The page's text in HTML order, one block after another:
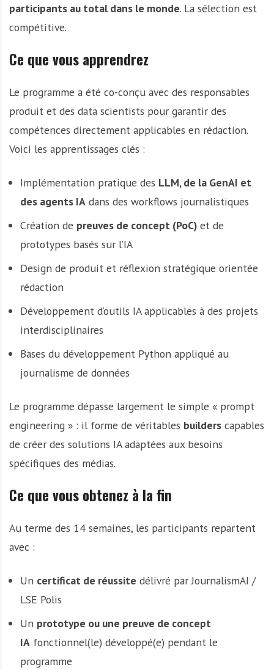
participants au total dans le monde. La sélection est
compétitive.
Ce que vous apprendrez
Le programme a été co-conçu avec des responsables
produit et des data scientists pour garantir des
compétences directement applicables en rédaction.
Voici les apprentissages clés :
Implémentation pratique des LLM, de la GenAI et
des agents IAdans des workflows journalistiques
Création de preuves de concept (PoC)et de
prototypes basés sur l’IA
Design de produit et réflexion stratégique orientée
rédaction
Développement d’outils IA applicables à des projets
interdisciplinaires
Bases du développement Python appliqué au
journalisme de données
Le programme dépasse largement le simple « prompt
engineering » : il forme de véritables builders capables
de créer des solutions IA adaptées aux besoins
spécifiques des médias.
Ce que vous obtenez à la fin
Au terme des 14 semaines, les participants repartent
avec :
Un certificat de réussite délivré par JournalismAI /
LSE Polis
Un prototype ou une preuve de concept
IAfonctionnel(le) développé(e) pendant le
programme